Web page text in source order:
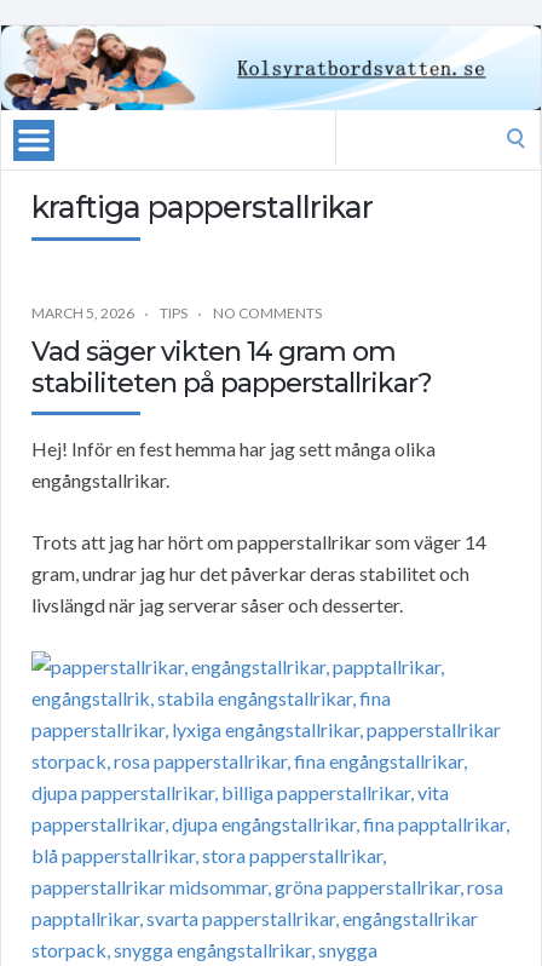
kraftiga papperstallrikar
MARCH 5, 2026 TIPS NO COMMENTS
Vad säger vikten 14 gram om
stabiliteten på papperstallrikar?
Hej! Inför en fest hemma har jag sett många olika
engångstallrikar.
Trots att jag har hört om papperstallrikar som väger 14
gram, undrar jag hur det påverkar deras stabilitet och
livslängd när jag serverar såser och desserter.